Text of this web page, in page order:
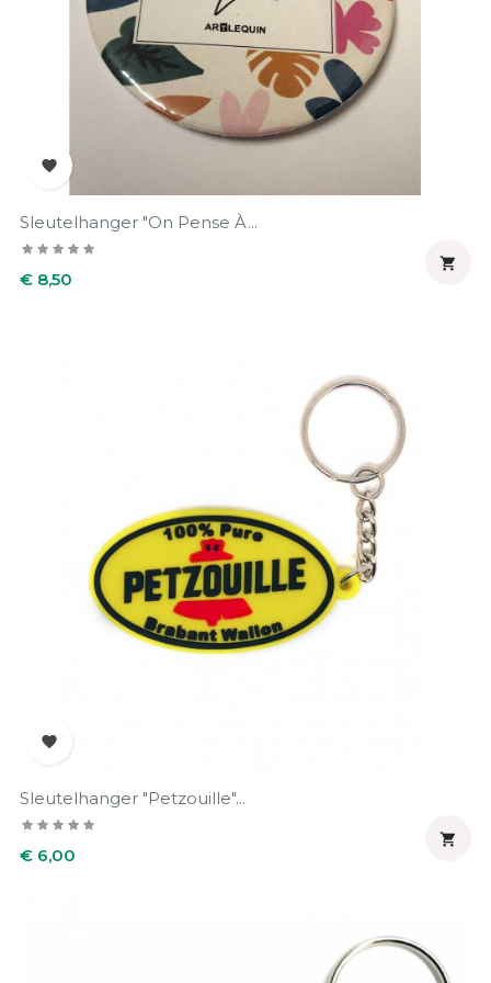

Sleutelhanger "On Pense À...
Prijs
€ 8,50


Sleutelhanger "Petzouille"...
Prijs
€ 6,00
